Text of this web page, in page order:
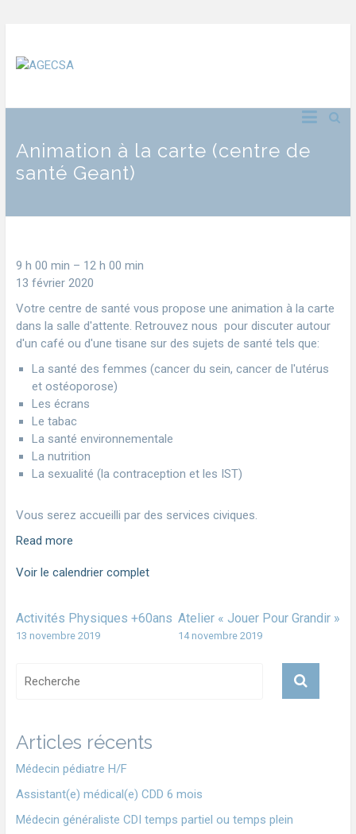
Animation à la carte (centre de
santé Geant)
9 h 00 min – 12 h 00 min
13 février 2020
Votre centre de santé vous propose une animation à la carte
dans la salle d'attente. Retrouvez nous pour discuter autour
d'un café ou d'une tisane sur des sujets de santé tels que:
La santé des femmes (cancer du sein, cancer de l'utérus
et ostéoporose)
Les écrans
Le tabac
La santé environnementale
La nutrition
La sexualité (la contraception et les IST)
Vous serez accueilli par des services civiques.
Read more
Voir le calendrier complet
Activités Physiques +60ans
13 novembre 2019
Atelier « Jouer Pour Grandir »
14 novembre 2019
Articles récents
Médecin pédiatre H/F
Assistant(e) médical(e) CDD 6 mois
Médecin généraliste CDI temps partiel ou temps plein